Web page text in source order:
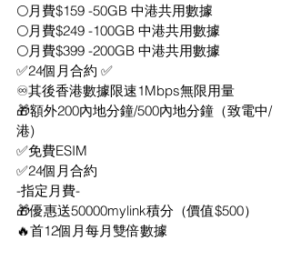
🌕月費$159 -50GB 中港共用數據
🌕月費$249 -100GB 中港共用數據
🌕月費$399 -200GB 中港共用數據
✅24個月合約 ✅
♾其後香港數據限速1Mbps無限用量
🎁額外200內地分鐘/500內地分鐘（致電中/
港)
✅免費ESIM
✅24個月合約
-指定月費-
🎁優惠送50000mylink積分（價值$500）
🔥首12個月每月雙倍數據